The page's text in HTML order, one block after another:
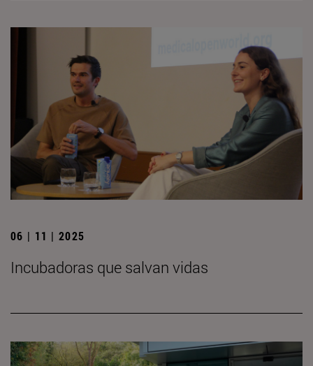
06 | 11 | 2025
Incubadoras que salvan vidas